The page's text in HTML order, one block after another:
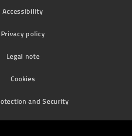
Accessibility
Privacy policy
Legal note
Cookies
and Security